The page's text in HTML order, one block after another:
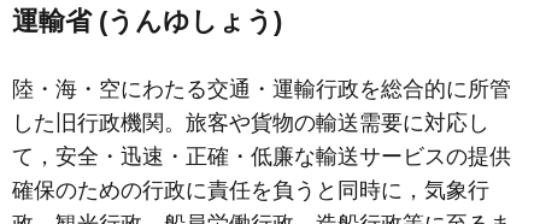
運輸省 (うんゆしょう)
陸・海・空にわたる交通・運輸行政を総合的に所管
した旧行政機関。旅客や貨物の輸送需要に対応し
て，安全・迅速・正確・低廉な輸送サービスの提供
確保のための行政に責任を負うと同時に，気象行